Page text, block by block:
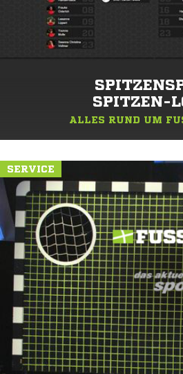
SPITZEN-
ALLES RUND UM
SERVICE